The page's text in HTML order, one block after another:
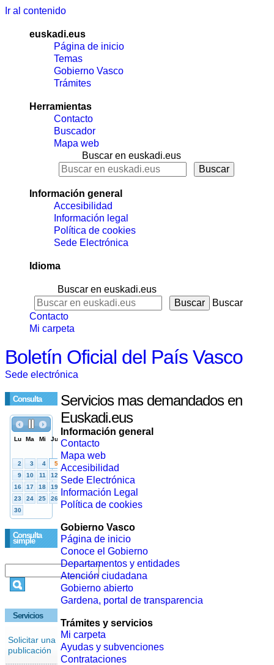
Ir al contenido
euskadi.eus
Página de inicio
Temas
Gobierno Vasco
Trámites
Herramientas
Contacto
Buscador
Mapa web
Buscar en euskadi.eus
Información general
Accesibilidad
Información legal
Política de cookies
Sede Electrónica
Idioma
Buscar en euskadi.eus
Buscar
Contacto
Mi carpeta
Boletín Oficial del País Vasco
Sede electrónica
Consulta
Consulta
simple
Servicios
Solicitar una
publicación
Servicios mas demandados en
Euskadi.eus
Información general
Contacto
Mapa web
Accesibilidad
Sede Electrónica
Información Legal
Política de cookies
Gobierno Vasco
Página de inicio
Conoce el Gobierno
Departamentos y entidades
Atención ciudadana
Gobierno abierto
Gardena, portal de transparencia
Trámites y servicios
Mi carpeta
Ayudas y subvenciones
Contrataciones